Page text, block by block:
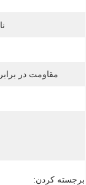
مقاومت در
برجسته کردن: